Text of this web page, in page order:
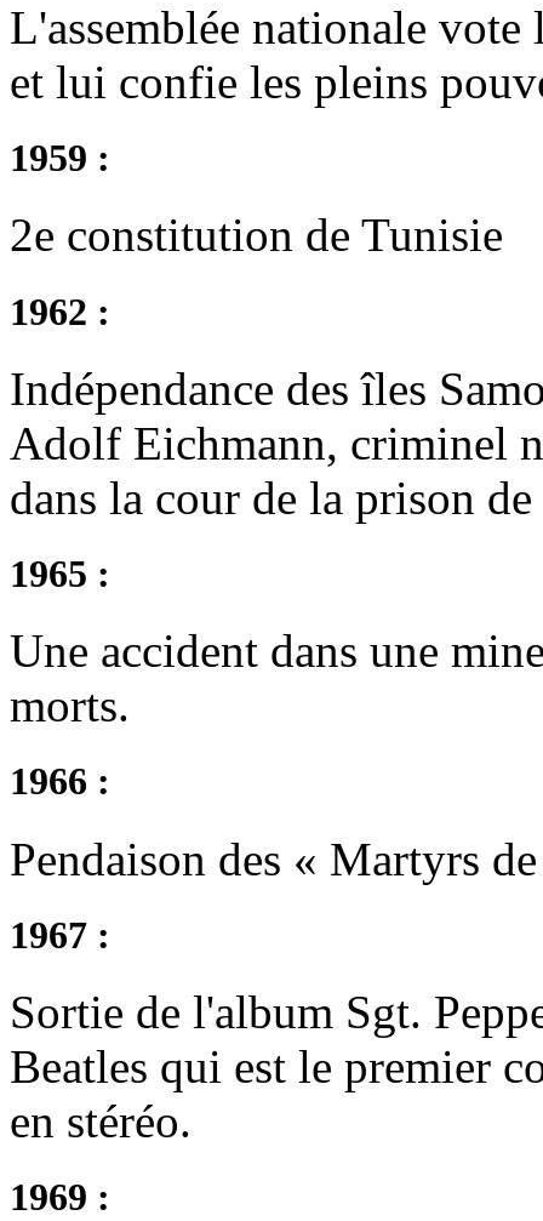
L'assemblée nationale
et lui confie les pleins
1959 :
2e constitution de Tunisie
1962 :
Indépendance des îles
Adolf Eichmann, criminel
dans la cour de la prison
1965 :
Une accident dans une
morts.
1966 :
Pendaison des « Martyrs
1967 :
Sortie de l'album Sgt.
Beatles qui est le premier
en stéréo.
1969 :